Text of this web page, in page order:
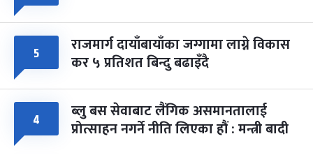
५ राजमार्ग दायाँबायाँका जग्गामा लाग्ने विकास
कर ५ प्रतिशत बिन्दु बढाइँदै
४ ब्लु बस सेवाबाट लैंगिक असमानतालाई
प्रोत्साहन नगर्ने नीति लिएका हौं : मन्त्री बादी